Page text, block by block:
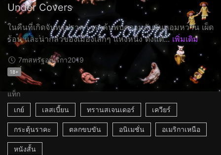
Under Covers
ในคืนที่เกิดจันทรุปราคา เราค้นพบความลับอันหอมหวาน เผ็ด
ร้อน และน่ากลัวของเมืองเล็กๆ แห่งหนึ่ง ตั้งแต่... เพิ่มเติม
7mสหรัฐอเมริกา2019
18+
แท็ก
เกย์
เลสเบี้ยน ทรานสเจนเดอร์ เควียร์
กระตุ้นราคะ ตลกขบขัน อนิเมชั่น อเมริกาเหนือ
หนังสั้น